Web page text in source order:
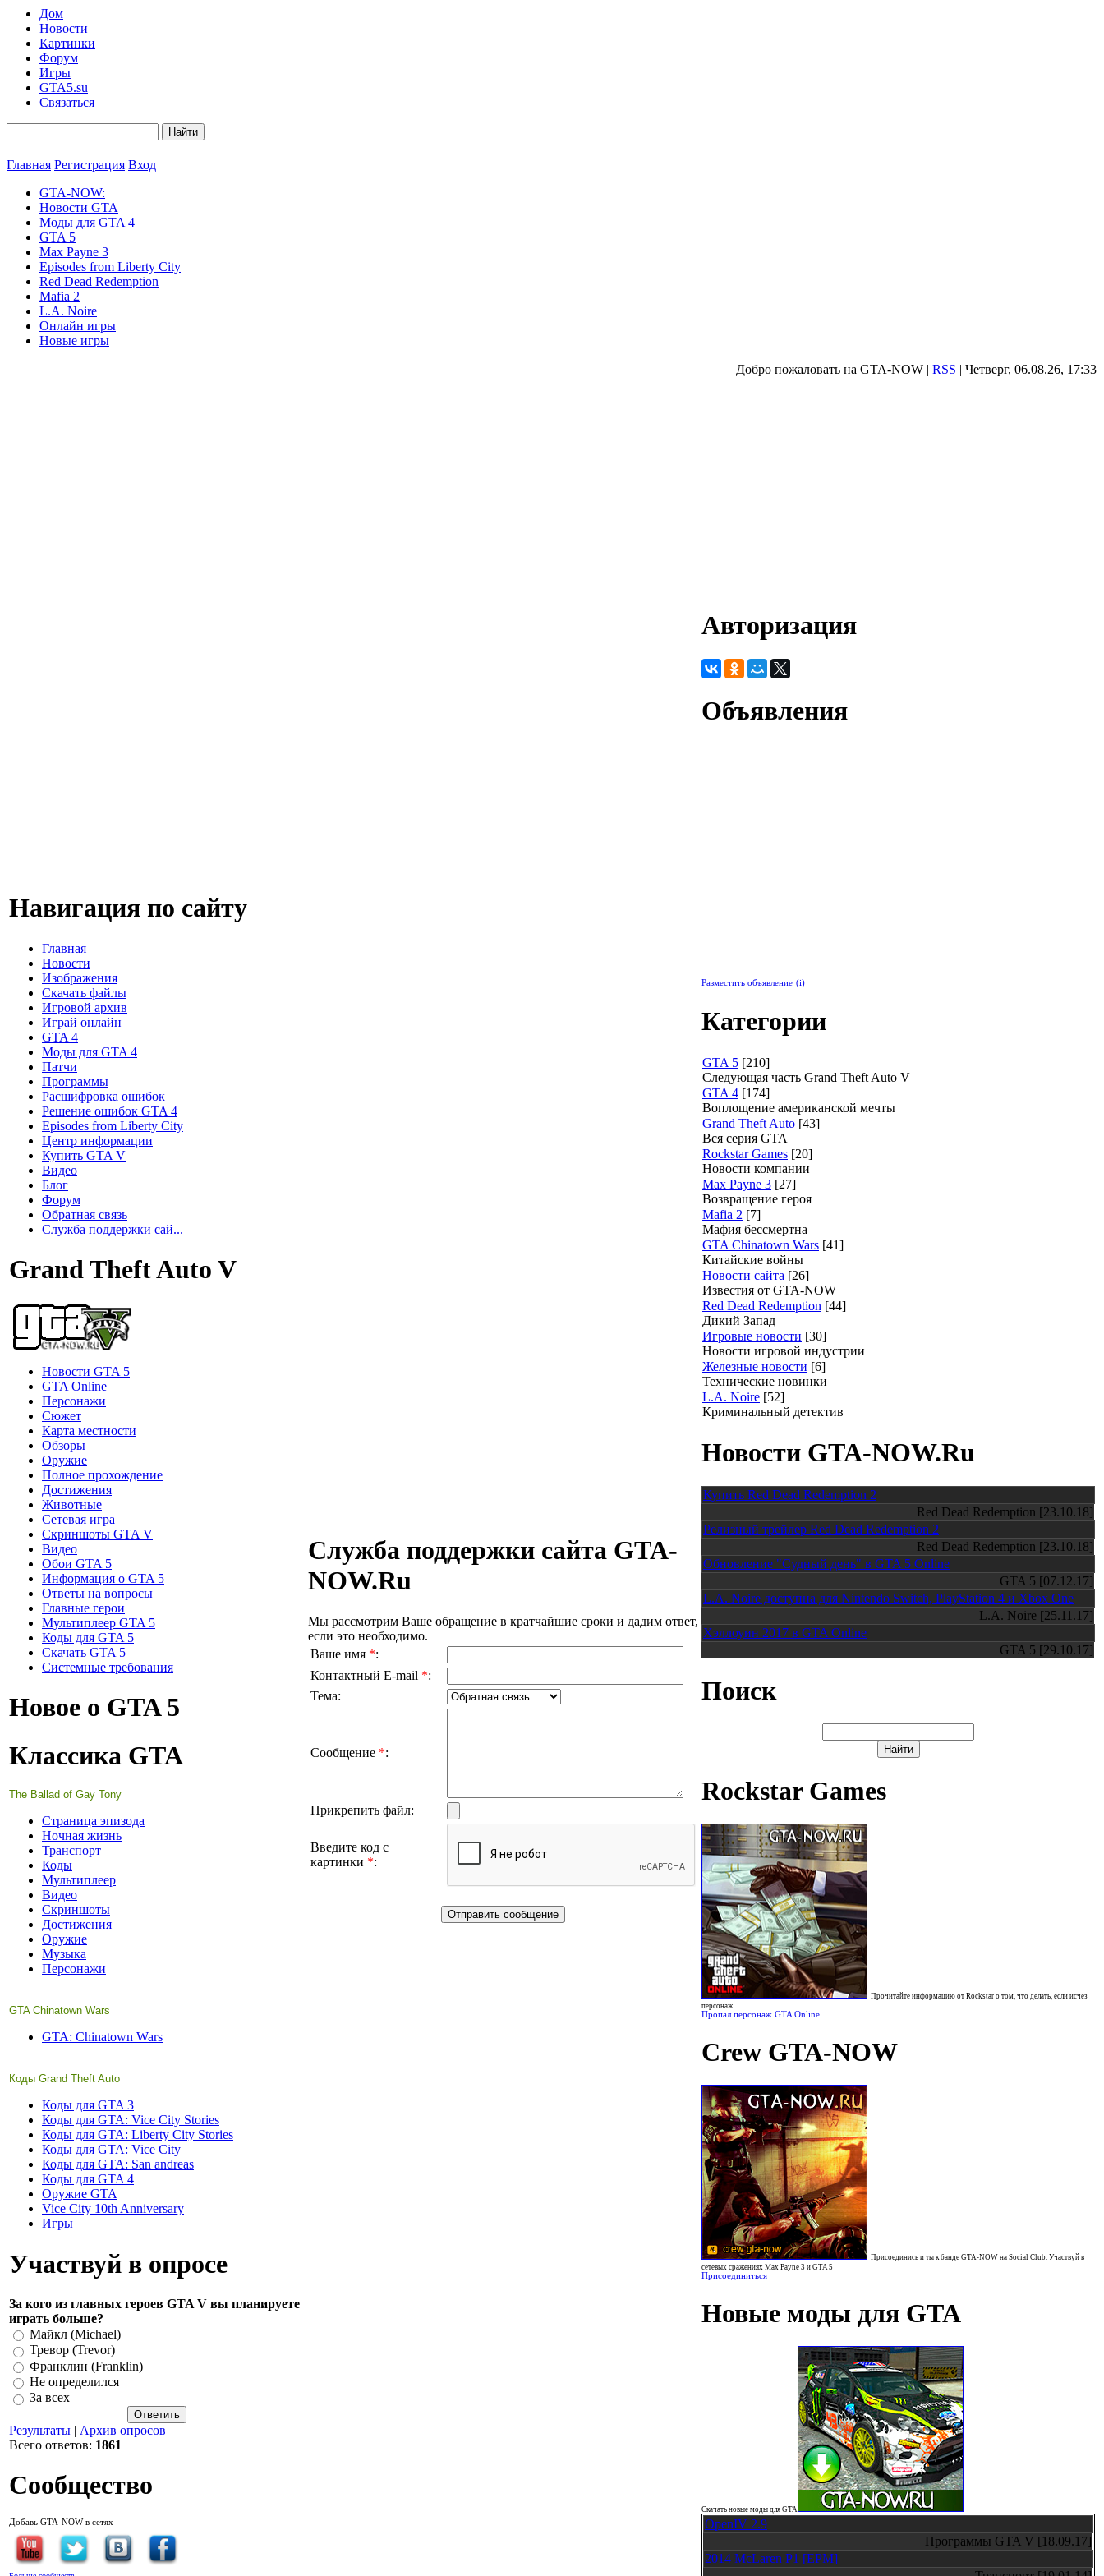
Дом
Новости
Картинки
Форум
Игры
GTA5.su
Связаться
Главная Регистрация Вход
GTA-NOW:
Новости GTA
Моды для GTA 4
GTA 5
Max Payne 3
Episodes from Liberty City
Red Dead Redemption
Mafia 2
L.A. Noire
Онлайн игры
Новые игры
Добро пожаловать на GTA-NOW | RSS | Четверг, 06.08.26, 17:33
Навигация по сайту
Главная
Новости
Изображения
Скачать файлы
Игровой архив
Играй онлайн
GTA 4
Моды для GTA 4
Патчи
Программы
Расшифровка ошибок
Решение ошибок GTA 4
Episodes from Liberty City
Центр информации
Купить GTA V
Видео
Блог
Форум
Обратная связь
Служба поддержки сай...
Grand Theft Auto V
Новости GTA 5
GTA Online
Персонажи
Сюжет
Карта местности
Обзоры
Оружие
Полное прохождение
Достижения
Животные
Сетевая игра
Скриншоты GTA V
Видео
Обои GTA 5
Информация о GTA 5
Ответы на вопросы
Главные герои
Мультиплеер GTA 5
Коды для GTA 5
Скачать GTA 5
Системные требования
Новое о GTA 5
Классика GTA
The Ballad of Gay Tony
Страница эпизода
Ночная жизнь
Транспорт
Коды
Мультиплеер
Видео
Скриншоты
Достижения
Оружие
Музыка
Персонажи
GTA Chinatown Wars
GTA: Chinatown Wars
Коды Grand Theft Auto
Коды для GTA 3
Коды для GTA: Vice City Stories
Коды для GTA: Liberty City Stories
Коды для GTA: Vice City
Коды для GTA: San andreas
Коды для GTA 4
Оружие GTA
Vice City 10th Anniversary
Игры
Участвуй в опросе
За кого из главных героев GTA V вы планируете
играть больше?
Майкл (Michael)
Тревор (Trevor)
Франклин (Franklin)
Не определился
За всех
Результаты | Архив опросов
Всего ответов: 1861
Сообщество
Добавь GTA-NOW в сетях
Служба поддержки сайта GTA-
NOW.Ru
Мы рассмотрим Ваше обращение в кратчайшие сроки и дадим ответ,
если это необходимо.
Ваше имя *:
Контактный E-mail *:
Тема:
Сообщение *:
Прикрепить файл:
Введите код с
картинки *:
Авторизация
Объявления
Разместить объявление (i)
Категории
GTA 5 [210]
Следующая часть Grand Theft Auto V
GTA 4 [174]
Воплощение американской мечты
Grand Theft Auto [43]
Вся серия GTA
Rockstar Games [20]
Новости компании
Max Payne 3 [27]
Возвращение героя
Mafia 2 [7]
Мафия бессмертна
GTA Chinatown Wars [41]
Китайские войны
Новости сайта [26]
Известия от GTA-NOW
Red Dead Redemption [44]
Дикий Запад
Игровые новости [30]
Новости игровой индустрии
Железные новости [6]
Технические новинки
L.A. Noire [52]
Криминальный детектив
Новости GTA-NOW.Ru
Купить Red Dead Redemption 2
Red Dead Redemption [23.10.18]
Релизный трейлер Red Dead Redemption 2
Red Dead Redemption [23.10.18]
Обновление "Судный день" в GTA 5 Online
GTA 5 [07.12.17]
L.A. Noire доступна для Nintendo Switch, PlayStation 4 и Xbox One
L.A. Noire [25.11.17]
Хэллоуин 2017 в GTA Online
GTA 5 [29.10.17]
Поиск
Rockstar Games
Прочитайте информацию от Rockstar о том, что делать, если исчез
персонаж.
Пропал персонаж GTA Online
Crew GTA-NOW
Присоединись и ты к банде GTA-NOW на Social Club. Участвуй в
сетевых сражениях Max Payne 3 и GTA 5
Присоединиться
Новые моды для GTA
Скачать новые моды для GTA
OpenIV 2.9
Программы GTA V [18.09.17]
2014 McLaren P1 [EPM]